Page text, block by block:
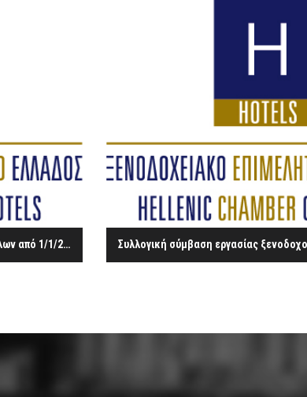
Συλλογική σύμβαση εργασίας ξενοδοχοϋπαλλήλων από 1/1/2010 έως 30/06/2012